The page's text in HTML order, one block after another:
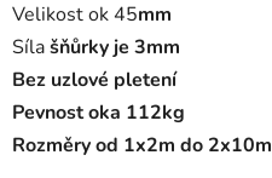
Velikost ok 45mm
Sílašňůrky je 3mm
Bez uzlové pletení
Pevnost oka 112kg
Rozměry od 1x2m do 2x10m